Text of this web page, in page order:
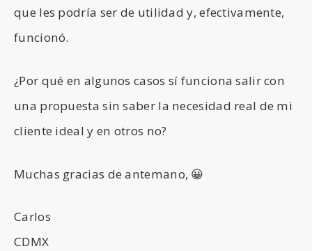
que les podría ser de utilidad y, efectivamente,
funcionó.
¿Por qué en algunos casos sí funciona salir con
una propuesta sin saber la necesidad real de mi
cliente ideal y en otros no?
Muchas gracias de antemano, 😀
Carlos
CDMX